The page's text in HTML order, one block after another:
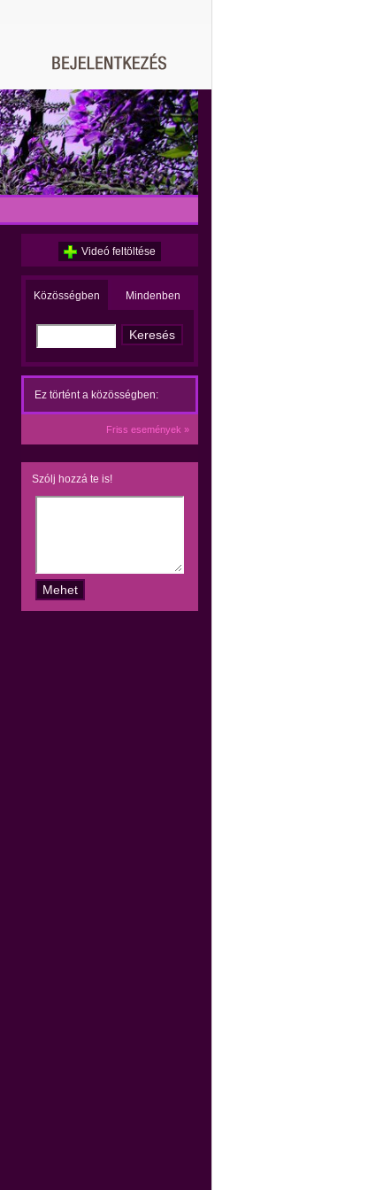
Videó feltöltése
Közösségben Mindenben
Ez történt a közösségben:
Friss események »
Szólj hozzá te is!